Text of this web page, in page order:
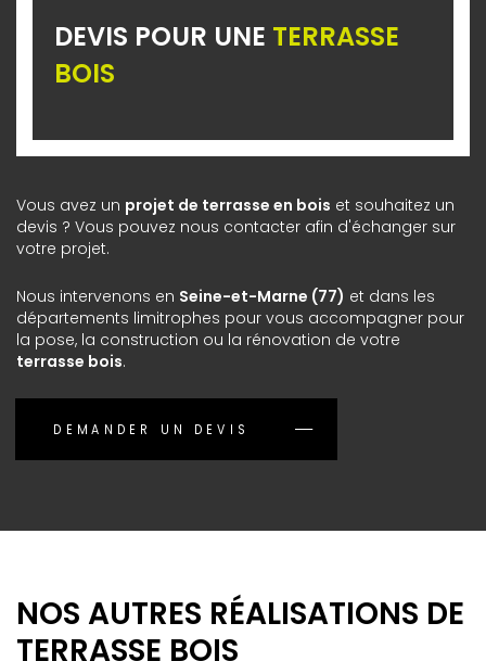
DEVIS POUR UNE TERRASSE
BOIS
Vous avez un projet de terrasse en bois et souhaitez un
devis ? Vous pouvez nous contacter afin d'échanger sur
votre projet.
Nous intervenons en Seine-et-Marne (77) et dans les
départements limitrophes pour vous accompagner pour
la pose, la construction ou la rénovation de votre
terrasse bois.
DEMANDER UN DEVIS
NOS AUTRES RÉALISATIONS DE
TERRASSE BOIS